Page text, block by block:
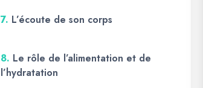
7. L’écoute de son corps
8. Le rôle de l’alimentation et de
l’hydratation